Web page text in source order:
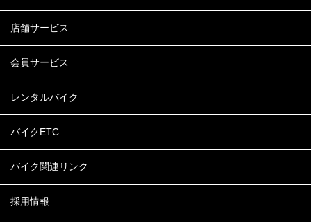
店舗サービス
会員サービス
レンタルバイク
バイクETC
バイク関連リンク
採用情報